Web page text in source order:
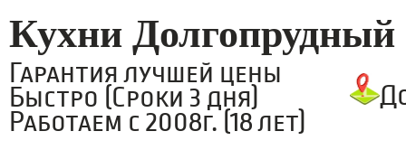
Кухни Долгопрудный
Гарантия лучшей цены
Быстро (Сроки 3 дня)
Работаем с 2008г. (18 лет)